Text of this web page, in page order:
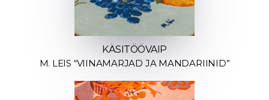
KÄSITÖÖVAIP
M. LEIS “VIINAMARJAD JA MANDARIINID”